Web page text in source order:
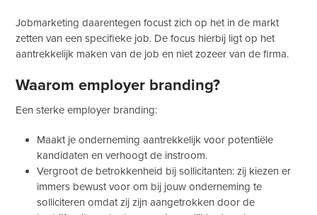
Jobmarketing daarentegen focust zich op het in de markt
zetten van een specifieke job. De focus hierbij ligt op het
aantrekkelijk maken van de job en niet zozeer van de firma.
Waarom employer branding?
Een sterke employer branding:
Maakt je onderneming aantrekkelijk voor potentiële
kandidaten en verhoogt de instroom.
Vergroot de betrokkenheid bij sollicitanten: zij kiezen er
immers bewust voor om bij jouw onderneming te
solliciteren omdat zij zijn aangetrokken door de